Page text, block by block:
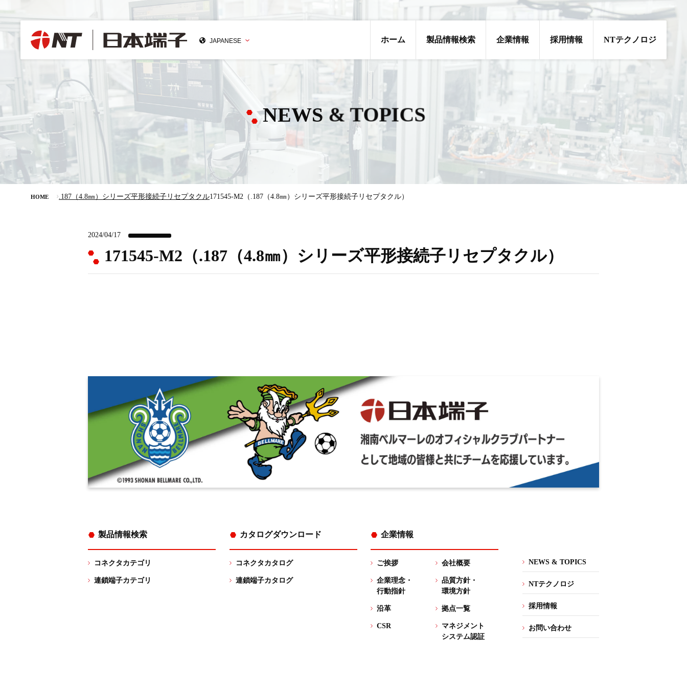
ホーム 製品情報検索 企業情報 採用情報 NTテクノロジ
NEWS & TOPICS
HOME .187（4.8㎜）シリーズ平形接続子リセプタクル171545-M2（.187（4.8㎜）シリーズ平形接続子リセプタクル）
2024/04/17
171545-M2（.187（4.8㎜）シリーズ平形接続子リセプタクル）
製品情報検索
コネクタカテゴリ
連鎖端子カテゴリ
カタログダウンロード
コネクタカタログ
連鎖端子カタログ
企業情報
ご挨拶 会社概要
企業理念・
行動指針
品質方針・
環境方針
沿革 拠点一覧
CSR
マネジメント
システム認証
NEWS & TOPICS
NTテクノロジ
採用情報
お問い合わせ